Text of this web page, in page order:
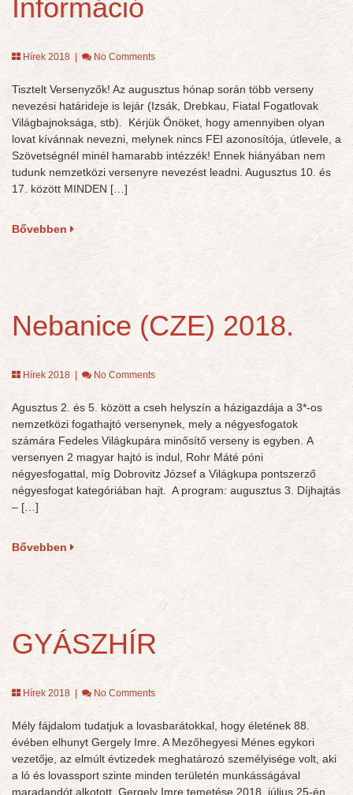
Információ
Hírek 2018 No Comments
Tisztelt Versenyzők! Az augusztus hónap során több verseny
nevezési határideje is lejár (Izsák, Drebkau, Fiatal Fogatlovak
Világbajnoksága, stb). Kérjük Önöket, hogy amennyiben olyan
lovat kívánnak nevezni, melynek nincs FEI azonosítója, útlevele, a
Szövetségnél minél hamarabb intézzék! Ennek hiányában nem
tudunk nemzetközi versenyre nevezést leadni. Augusztus 10. és
17. között MINDEN […]
Bővebben
Nebanice (CZE) 2018.
Hírek 2018 No Comments
Agusztus 2. és 5. között a cseh helyszín a házigazdája a 3*-os
nemzetközi fogathajtó versenynek, mely a négyesfogatok
számára Fedeles Világkupára minősítő verseny is egyben. A
versenyen 2 magyar hajtó is indul, Rohr Máté póni
négyesfogattal, míg Dobrovitz József a Világkupa pontszerző
négyesfogat kategóriában hajt. A program: augusztus 3. Díjhajtás
– […]
Bővebben
GYÁSZHÍR
Hírek 2018 No Comments
Mély fájdalom tudatjuk a lovasbarátokkal, hogy életének 88.
évében elhunyt Gergely Imre. A Mezőhegyesi Ménes egykori
vezetője, az elmúlt évtizedek meghatározó személyisége volt, aki
a ló és lovassport szinte minden területén munkásságával
maradandót alkotott. Gergely Imre temetése 2018. július 25-én,